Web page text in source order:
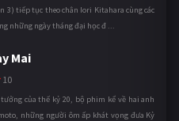
3) tiếp tục theo chân Iori Kitahara cùng các
những ngày tháng đại học đ ...
Mai
10
của thế kỷ 20, bộ phim kể về hai anh
những người ôm ấp khát vọng đưa Kỷ